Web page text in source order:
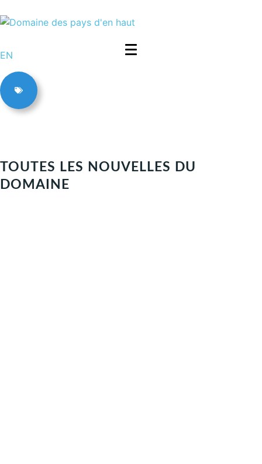
EN
TOUTES LES NOUVELLES DU
DOMAINE